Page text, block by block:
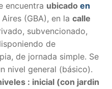
encuentra ubicado en
(GBA), en la calle
subvencionado,
de
de jornada simple. Se
nivel general (básico).
: inicial (con jardin